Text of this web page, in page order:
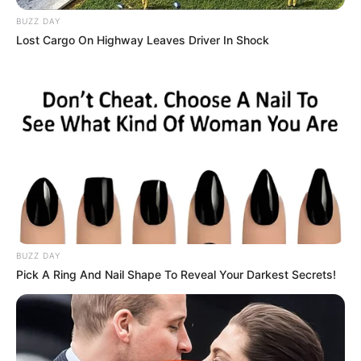
BUZZ DAY
Lost Cargo On Highway Leaves Driver In Shock
BUZZ DAY
Pick A Ring And Nail Shape To Reveal Your Darkest Secrets!